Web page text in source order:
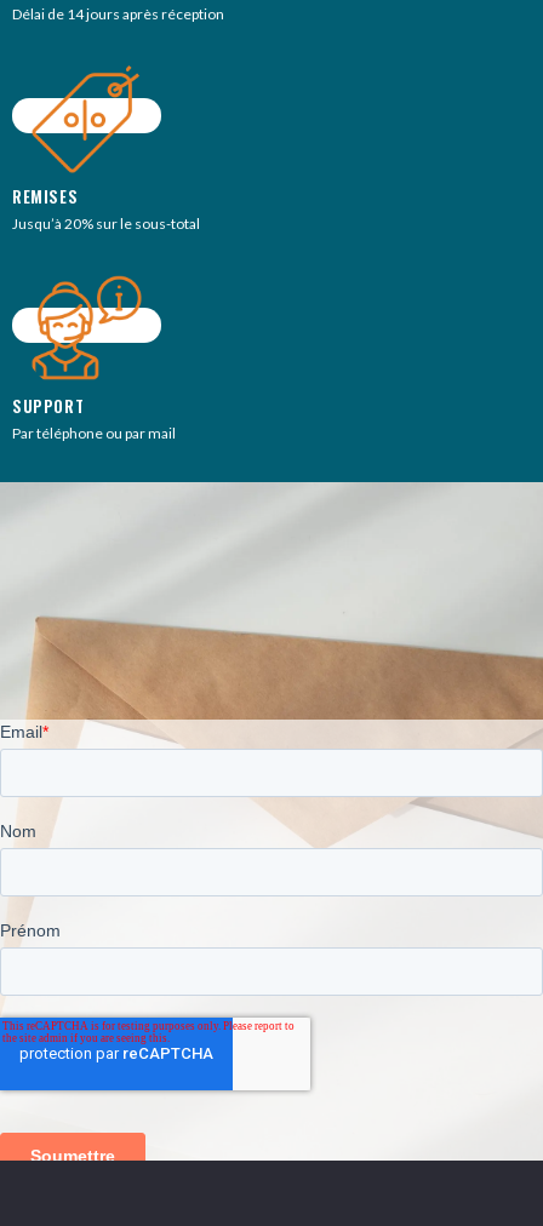
Délai de 14 jours après réception
REMISES
Jusqu’à 20% sur le sous-total
SUPPORT
Par téléphone ou par mail